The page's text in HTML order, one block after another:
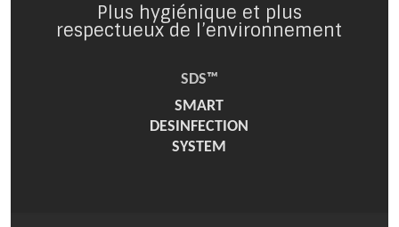
Plus hygiénique et plus
respectueux de l’environnement
SDS™
SMART
DESINFECTION
SYSTEM